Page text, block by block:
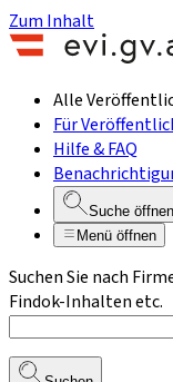
Zum Inhalt
Alle
Für
Hilfe & FAQ
Suche öffnen
Menü öffnen
Suchen Sie nach
Findok-Inhalten etc.